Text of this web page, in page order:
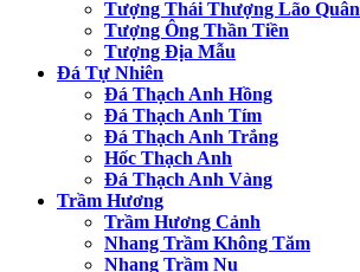
Tượng Thái Thượng Lão Quân
Tượng Ông Thần Tiền
Tượng Địa Mẫu
Đá Tự Nhiên
Đá Thạch Anh Hồng
Đá Thạch Anh Tím
Đá Thạch Anh Trắng
Hốc Thạch Anh
Đá Thạch Anh Vàng
Trầm Hương
Trầm Hương Cảnh
Nhang Trầm Không Tăm
Nhang Trầm Nụ